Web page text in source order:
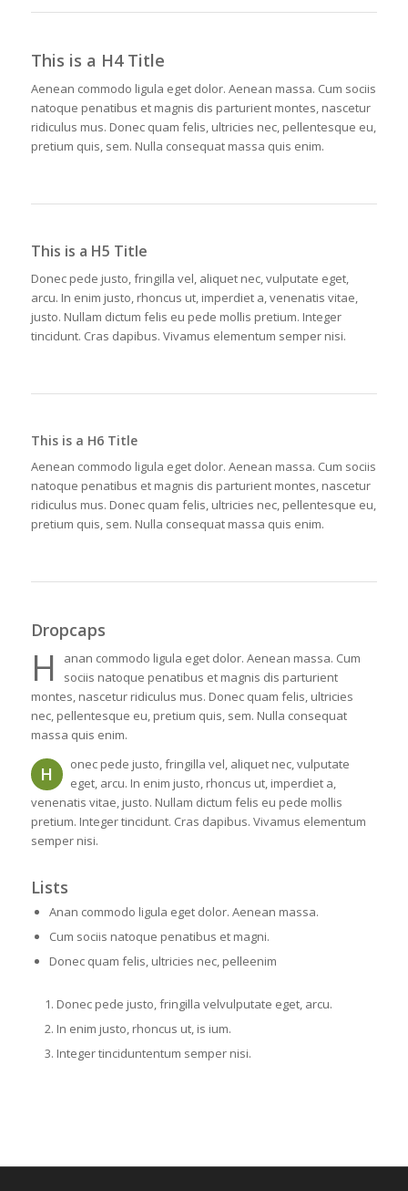
This is a H4 Title
Aenean commodo ligula eget dolor. Aenean massa. Cum sociis
natoque penatibus et magnis dis parturient montes, nascetur
ridiculus mus. Donec quam felis, ultricies nec, pellentesque eu,
pretium quis, sem. Nulla consequat massa quis enim.
This is a H5 Title
Donec pede justo, fringilla vel, aliquet nec, vulputate eget,
arcu. In enim justo, rhoncus ut, imperdiet a, venenatis vitae,
justo. Nullam dictum felis eu pede mollis pretium. Integer
tincidunt. Cras dapibus. Vivamus elementum semper nisi.
This is a H6 Title
Aenean commodo ligula eget dolor. Aenean massa. Cum sociis
natoque penatibus et magnis dis parturient montes, nascetur
ridiculus mus. Donec quam felis, ultricies nec, pellentesque eu,
pretium quis, sem. Nulla consequat massa quis enim.
Dropcaps
H
anan commodo ligula eget dolor. Aenean massa. Cum
sociis natoque penatibus et magnis dis parturient
montes, nascetur ridiculus mus. Donec quam felis, ultricies
nec, pellentesque eu, pretium quis, sem. Nulla consequat
massa quis enim.
H
onec pede justo, fringilla vel, aliquet nec, vulputate
eget, arcu. In enim justo, rhoncus ut, imperdiet a,
venenatis vitae, justo. Nullam dictum felis eu pede mollis
pretium. Integer tincidunt. Cras dapibus. Vivamus elementum
semper nisi.
Lists
Anan commodo ligula eget dolor. Aenean massa.
Cum sociis natoque penatibus et magni.
Donec quam felis, ultricies nec, pelleenim
Donec pede justo, fringilla velvulputate eget, arcu.
In enim justo, rhoncus ut, is ium.
Integer tinciduntentum semper nisi.